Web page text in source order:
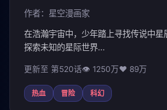
作者：星空漫画家
在浩瀚宇宙中，少年踏上寻找传说中星
探索未知的星际世界...
更新至 第520话👁 1250万❤️ 89万
热血 冒险 科幻